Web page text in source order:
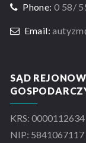
Phone: 0 58/
Email:
SĄD
KRS: 0000112634
NIP: 5841067117